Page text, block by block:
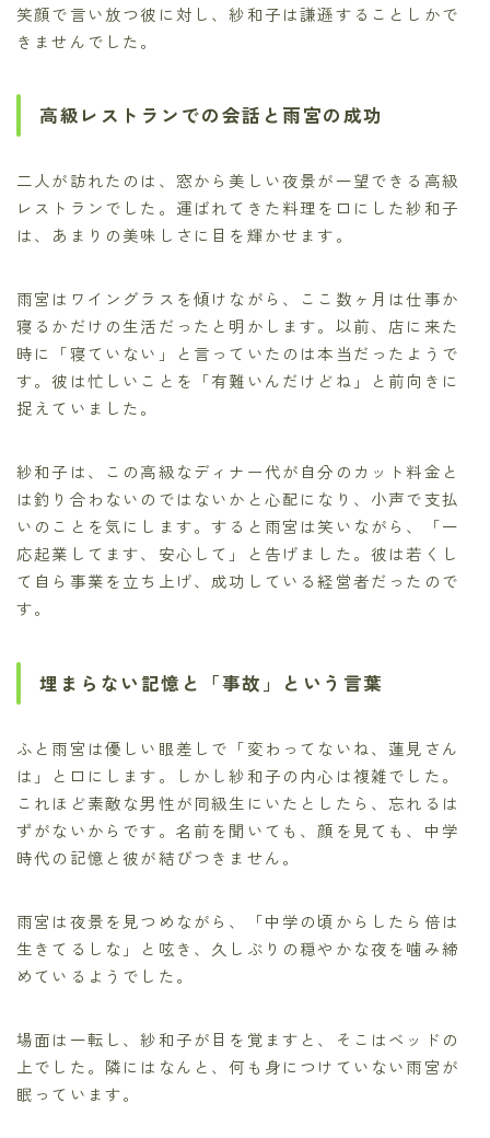
笑顔で言い放つ彼に対し、紗和子は謙遜することしかで
きませんでした。
高級レストランでの会話と雨宮の成功
二人が訪れたのは、窓から美しい夜景が一望できる高級
レストランでした。運ばれてきた料理を口にした紗和子
は、あまりの美味しさに目を輝かせます。
雨宮はワイングラスを傾けながら、ここ数ヶ月は仕事か
寝るかだけの生活だったと明かします。以前、店に来た
時に「寝ていない」と言っていたのは本当だったようで
す。彼は忙しいことを「有難いんだけどね」と前向きに
捉えていました。
紗和子は、この高級なディナー代が自分のカット料金と
は釣り合わないのではないかと心配になり、小声で支払
いのことを気にします。すると雨宮は笑いながら、「一
応起業してます、安心して」と告げました。彼は若くし
て自ら事業を立ち上げ、成功している経営者だったので
す。
埋まらない記憶と「事故」という言葉
ふと雨宮は優しい眼差しで「変わってないね、蓮見さん
は」と口にします。しかし紗和子の内心は複雑でした。
これほど素敵な男性が同級生にいたとしたら、忘れるは
ずがないからです。名前を聞いても、顔を見ても、中学
時代の記憶と彼が結びつきません。
雨宮は夜景を見つめながら、「中学の頃からしたら倍は
生きてるしな」と呟き、久しぶりの穏やかな夜を噛み締
めているようでした。
場面は一転し、紗和子が目を覚ますと、そこはベッドの
上でした。隣にはなんと、何も身につけていない雨宮が
眠っています。